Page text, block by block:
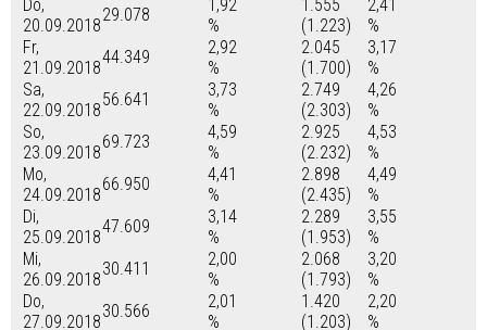
Do,
20.09.2018
29.078
1,92
%
1.555
(1.223)
2,41
%
Fr,
21.09.2018
44.349
2,92
%
2.045
(1.700)
3,17
%
Sa,
22.09.2018
56.641
3,73
%
2.749
(2.303)
4,26
%
So,
23.09.2018
69.723
4,59
%
2.925
(2.232)
4,53
%
Mo,
24.09.2018
66.950
4,41
%
2.898
(2.435)
4,49
%
Di,
25.09.2018
47.609
3,14
%
2.289
(1.953)
3,55
%
Mi,
26.09.2018
30.411
2,00
%
2.068
(1.793)
3,20
%
Do,
27.09.2018
30.566
2,01
%
1.420
(1.203)
2,20
%